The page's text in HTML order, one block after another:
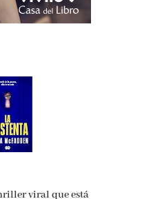
viral que está